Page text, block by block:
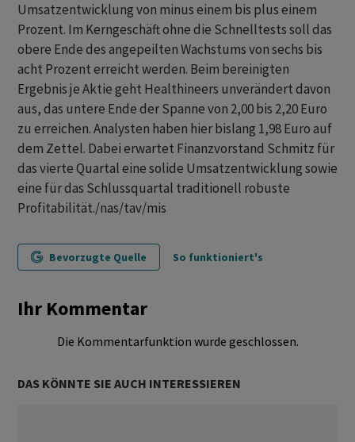
Umsatzentwicklung von minus einem bis plus einem
Prozent. Im Kerngeschäft ohne die Schnelltests soll das
obere Ende des angepeilten Wachstums von sechs bis
acht Prozent erreicht werden. Beim bereinigten
Ergebnis je Aktie geht Healthineers unverändert davon
aus, das untere Ende der Spanne von 2,00 bis 2,20 Euro
zu erreichen. Analysten haben hier bislang 1,98 Euro auf
dem Zettel. Dabei erwartet Finanzvorstand Schmitz für
das vierte Quartal eine solide Umsatzentwicklung sowie
eine für das Schlussquartal traditionell robuste
Profitabilität./nas/tav/mis
Bevorzugte Quelle So funktioniert's
Ihr Kommentar
Die Kommentarfunktion wurde geschlossen.
DAS KÖNNTE SIE AUCH INTERESSIEREN